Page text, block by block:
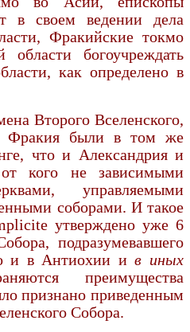
в своем ведении дела
Фракийские токмо
богоучреждать
как определено в
Второго Вселенского,
Фракия были в том же
что и Александрия и
кого не зависимыми
управляемыми
соборами. И такое
утверждено уже 6
подразумевавшего
и в Антиохии ив иных
преимущества
признано приведенным
Собора.